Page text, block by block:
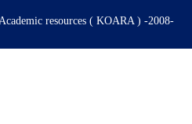
resources ( KOARA ) -2008-